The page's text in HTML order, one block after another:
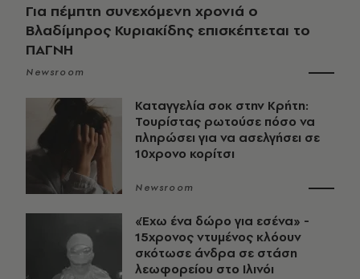
Για πέμπτη συνεχόμενη χρονιά ο
Βλαδίμηρος Κυριακίδης επισκέπτεται το
ΠΑΓΝΗ
Newsroom
Καταγγελία σοκ στην Κρήτη:
Τουρίστας ρωτούσε πόσο να
πληρώσει για να ασελγήσει σε
10χρονο κορίτσι
Newsroom
«Έχω ένα δώρο για εσένα» -
15χρονος ντυμένος κλόουν
σκότωσε άνδρα σε στάση
λεωφορείου στο Ιλινόι